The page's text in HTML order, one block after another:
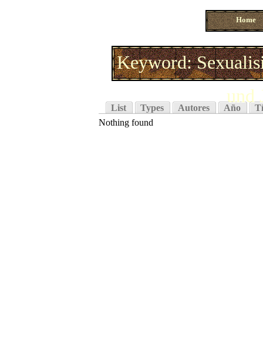
Home
Keyword:
und
List Types Autores Año
Nothing found